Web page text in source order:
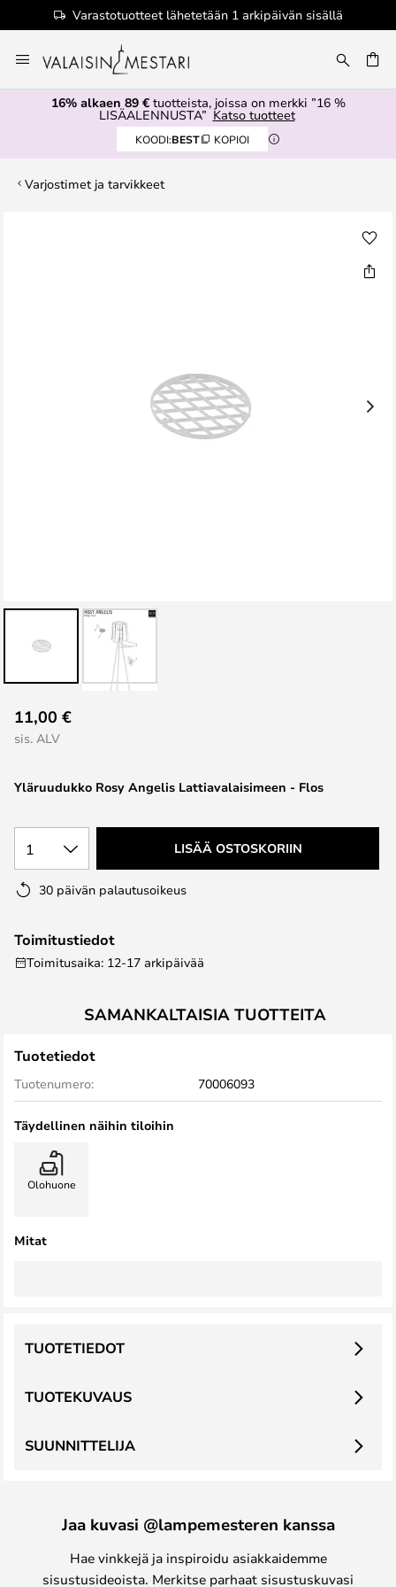
Varastotuotteet lähetetään 1 arkipäivän sisällä
to
Content
16% alkaen 89 €tuotteista, joissa on merkki ”16 %
LISÄALENNUSTA” Katso tuotteet
KOODI:BEST KOPIOI
Varjostimet ja tarvikkeet
to
the
of
images
gallery
Yläruudukko Rosy Angelis Lattiavalaisimeen - Flos
11,00 €
sis. ALV
1 LISÄÄ OSTOSKORIIN
30 päivän palautusoikeus
Toimitustiedot
Toimitusaika: 12-17 arkipäivää
SAMANKALTAISIA TUOTTEITA
Tuotetiedot
Tuotenumero: 70006093
Täydellinen näihin tiloihin
Olohuone
Mitat
TUOTEKUVAUS
TUOTETIEDOT
SUUNNITTELIJA
Jaa kuvasi @lampemesteren kanssa
Hae vinkkejä ja inspiroidu asiakkaidemme
sisustusideoista. Merkitse parhaat sisustuskuvasi